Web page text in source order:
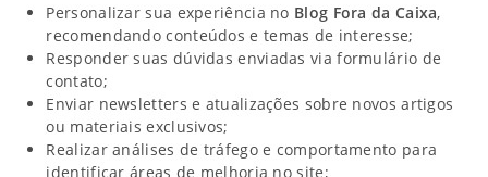
Personalizar sua experiência no Blog Fora da Caixa,
recomendando conteúdos e temas de interesse;
Responder suas dúvidas enviadas via formulário de
contato;
Enviar newsletters e atualizações sobre novos artigos
ou materiais exclusivos;
Realizar análises de tráfego e comportamento para
identificar áreas de melhoria no site;